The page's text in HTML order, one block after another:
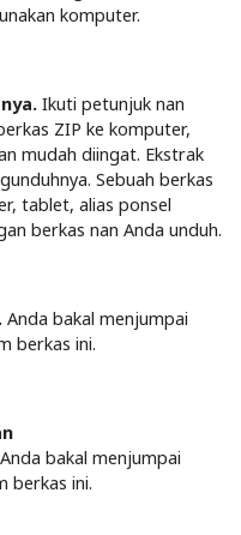
komputer.
Ikuti petunjuk nan
ZIP ke komputer,
mudah diingat. Ekstrak
Sebuah berkas
tablet, alias ponsel
berkas nan Anda unduh.
Anda bakal menjumpai
berkas ini.
Anda bakal menjumpai
berkas ini.